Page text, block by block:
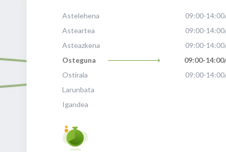
Astelehena
09:00-
Asteartea
09:00-
Asteazkena
09:00-
Osteguna
09:00-
Ostirala
09:00-
Larunbata
Igandea